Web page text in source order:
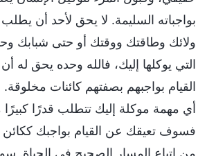
بواجباته السليمة. لا يحق لأحد أن
ولائك وطاقتك ووقتك أو حتى شبابك
التي يوكلها إليك، فالله وحده يحق له
القيام بواجبهم بصفتهم كائنات
أي مهمة موكلة إليك تتطلب قدرًا
فسوف تعيقك عن القيام بواجبك
من اتباع المسار الصحيح في الحياة.